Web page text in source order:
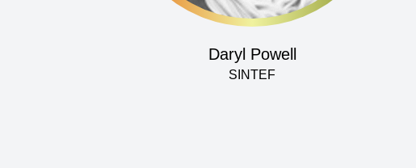
Daryl Powell
SINTEF